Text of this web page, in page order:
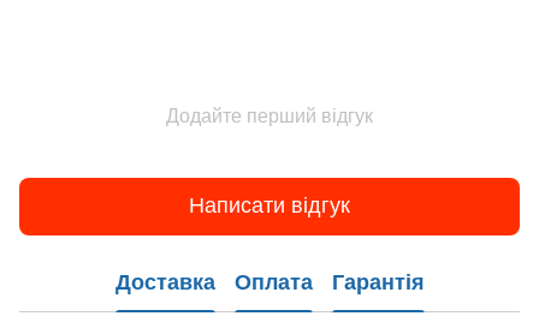
Додайте перший відгук
Написати відгук
Доставка Оплата Гарантія